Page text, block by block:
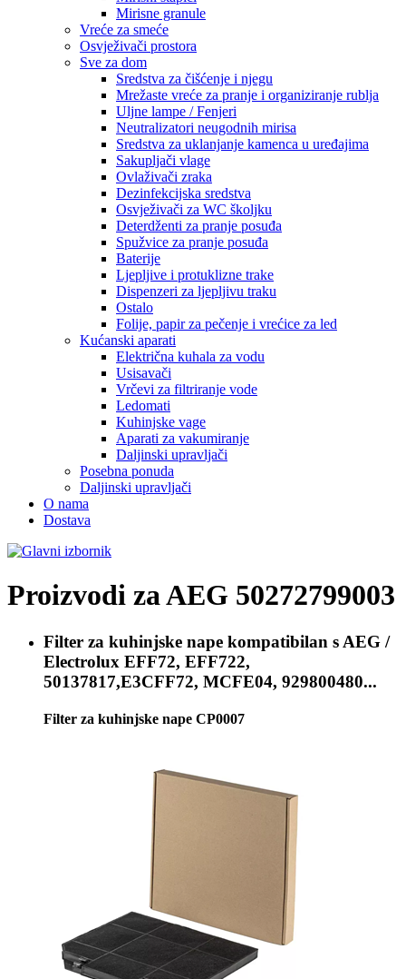
Mirisne granule
Vreće za smeće
Osvježivači prostora
Sve za dom
Sredstva za čišćenje i njegu
Mrežaste vreće za pranje i organiziranje rublja
Uljne lampe / Fenjeri
Neutralizatori neugodnih mirisa
Sredstva za uklanjanje kamenca u uređajima
Sakupljači vlage
Ovlaživači zraka
Dezinfekcijska sredstva
Osvježivači za WC školjku
Deterdženti za pranje posuđa
Spužvice za pranje posuđa
Baterije
Ljepljive i protuklizne trake
Dispenzeri za ljepljivu traku
Ostalo
Folije, papir za pečenje i vrećice za led
Kućanski aparati
Električna kuhala za vodu
Usisavači
Vrčevi za filtriranje vode
Ledomati
Kuhinjske vage
Aparati za vakumiranje
Daljinski upravljači
Posebna ponuda
Daljinski upravljači
O nama
Dostava
Proizvodi zaAEG 50272799003
Filter za kuhinjske nape kompatibilan s AEG /
Electrolux EFF72, EFF722,
50137817,E3CFF72, MCFE04, 929800480...
Filter za kuhinjske nape CP0007